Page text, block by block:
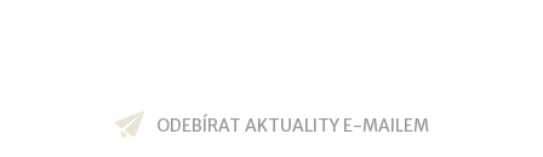
ODEBÍRAT AKTUALITY E-MAILEM